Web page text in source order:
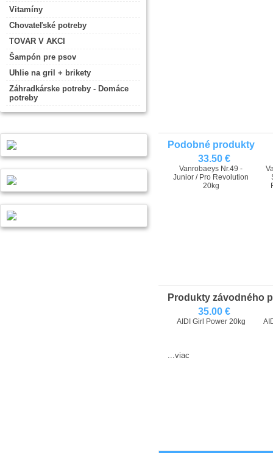
Vitamíny
Chovateľské potreby
TOVAR V AKCI
Šampón pre psov
Uhlie na gril + brikety
Záhradkárske potreby - Domáce
potreby
Podobné produkty
33.50 €
Vanrobaeys Nr.49 -
Junior / Pro Revolution
20kg
Produkty závodného
35.00 €
AIDI Girl Power 20kg
...viac